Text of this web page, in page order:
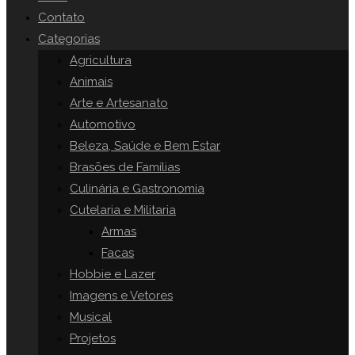
Contato
Categorias
Agricultura
Animais
Arte e Artesanato
Automotivo
Beleza, Saúde e Bem Estar
Brasões de Famílias
Culinária e Gastronomia
Cutelaria e Militaria
Armas
Facas
Hobbie e Lazer
Imagens e Vetores
Musical
Projetos